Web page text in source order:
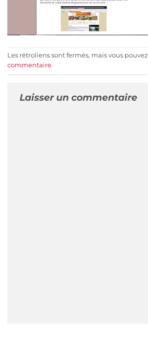
Les rétroliens sont fermés, mais vous pouvez
commentaire.
Laisser un commentaire